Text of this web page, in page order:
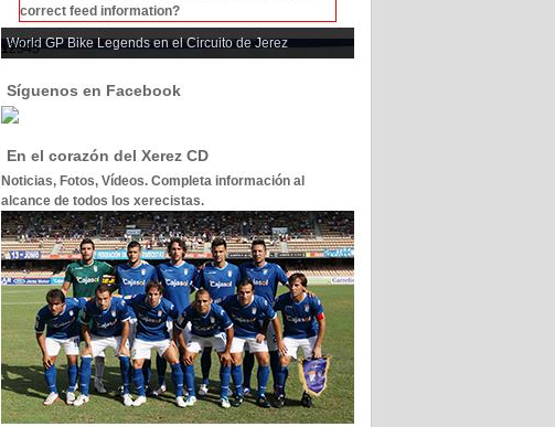
correct feed information?
World GP Bike Legends en el Circuito de Jerez
12345
Síguenos en Facebook
En el corazón del Xerez CD
Noticias, Fotos, Vídeos. Completa información al
alcance de todos los xerecistas.